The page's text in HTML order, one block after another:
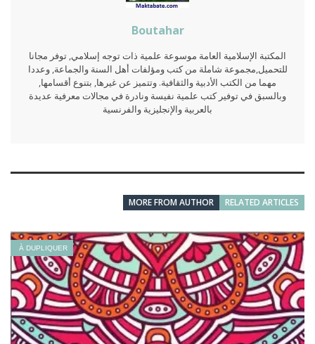
Boutahar
المكتبة الإسلامية العامة موسوعة علمية ذات توجه إسلامي, توفر مجانا
للتحميل,مجموعة شاملة من كتب ومؤلفات أهل السنة والجماعة, وعددا
مهما من الكتب الأدبية والثقافية. وتتميز عن غيرها, بتنوع أقسامها,
وبالسبق في توفير كتب علمية نفيسة ونادرة في مجالات معرفية عديدة
بالعربية والإنجليزية والفرنسية
RELATED ARTICLES
MORE FROM AUTHOR
À DUPLIQUER